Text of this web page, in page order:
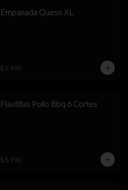
Empanada Queso XL
$3.490
Flautitas Pollo Bbq 6 Cortes
$8.990